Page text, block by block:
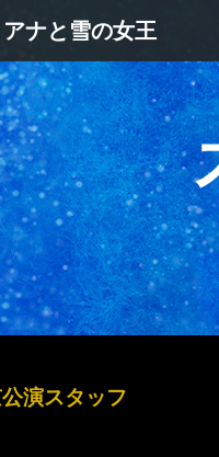
アナと雪の女王
演スタッフ